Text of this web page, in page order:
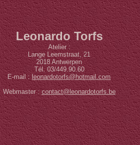
Leonardo Torfs
Atelier :
Lange Leemstraat, 21
2018 Antwerpen
Tél. 03/449.90.60
E-mail :leonardotorfs@hotmail.com
Webmaster :contact@leonardotorfs.be